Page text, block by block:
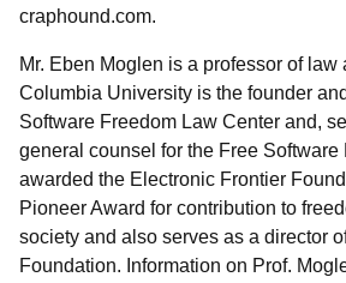
craphound.com.
Mr. Eben Moglen is a professor of
Columbia University is the founder
Software Freedom Law Center and,
general counsel for the Free
awarded the Electronic Frontier
Pioneer Award for contribution to
society and also serves as a director
Foundation. Information on Prof.